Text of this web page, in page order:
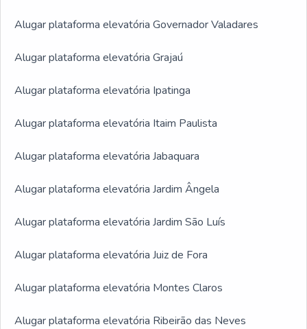
Alugar plataforma elevatória Governador Valadares
Alugar plataforma elevatória Grajaú
Alugar plataforma elevatória Ipatinga
Alugar plataforma elevatória Itaim Paulista
Alugar plataforma elevatória Jabaquara
Alugar plataforma elevatória Jardim Ângela
Alugar plataforma elevatória Jardim São Luís
Alugar plataforma elevatória Juiz de Fora
Alugar plataforma elevatória Montes Claros
Alugar plataforma elevatória Ribeirão das Neves